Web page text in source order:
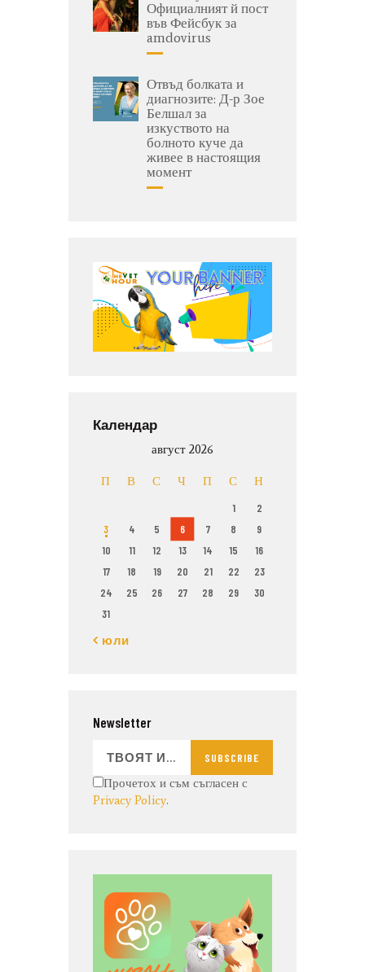
Официалният й пост
във Фейсбук за
amdovirus
Отвъд болката и
диагнозите: Д-р Зое
Белшал за
изкуството на
болното куче да
живее в настоящия
момент
Календар
август 2026
П В С Ч П С Н
1
2
3
4 5 6 7 8
9
10
11 12 13 14 15
16
17
18 19 20 21 22
23
24
25 26 27 28 29
30
31
« юли
Newsletter
SUBSCRIBE
Прочетох и съм съгласен с
Privacy Policy.